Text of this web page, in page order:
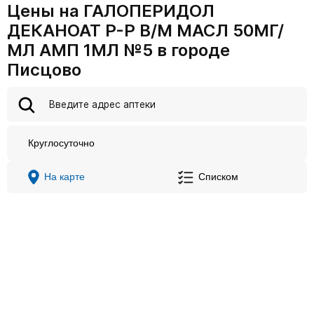
Цены на ГАЛОПЕРИДОЛ
ДЕКАНОАТ Р-Р В/М МАСЛ 50МГ/
МЛ АМП 1МЛ №5 в городе
Писцово
Круглосуточно
На карте Списком